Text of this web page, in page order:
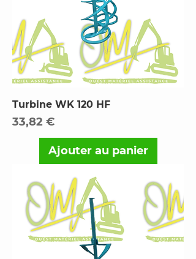
Turbine WK 120 HF
Prix
33,82 €
Ajouter au panier